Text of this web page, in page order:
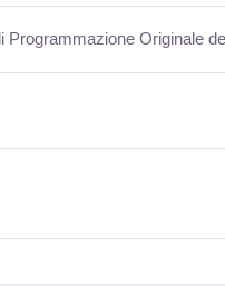
Programmazione Originale